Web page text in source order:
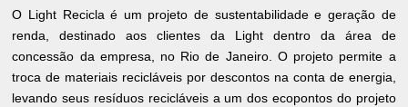
O Light Recicla é um projeto de sustentabilidade e geração de
renda, destinado aos clientes da Light dentro da área de
concessão da empresa, no Rio de Janeiro. O projeto permite a
troca de materiais recicláveis por descontos na conta de energia,
levando seus resíduos recicláveis a um dos ecopontos do projeto